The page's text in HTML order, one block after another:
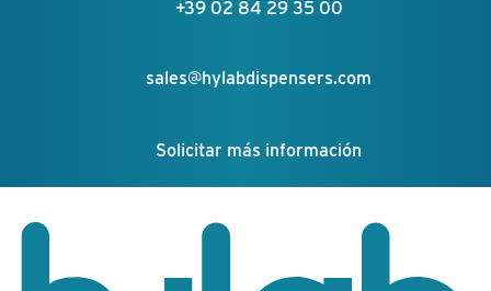
+39 02 84 29 35 00
sales@hylabdispensers.com
Solicitar más información